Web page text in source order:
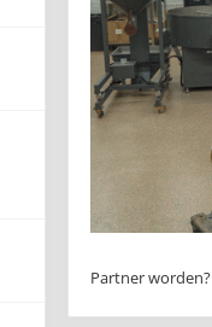
Partner worden?